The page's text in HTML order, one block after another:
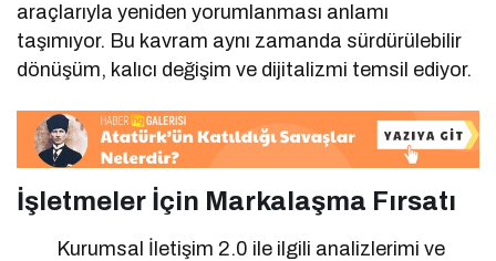
araçlarıyla yeniden yorumlanması anlamı
taşımıyor. Bu kavram aynı zamanda sürdürülebilir
dönüşüm, kalıcı değişim ve dijitalizmi temsil ediyor.
İşletmeler İçin Markalaşma Fırsatı
Kurumsal İletişim 2.0 ile ilgili analizlerimi ve